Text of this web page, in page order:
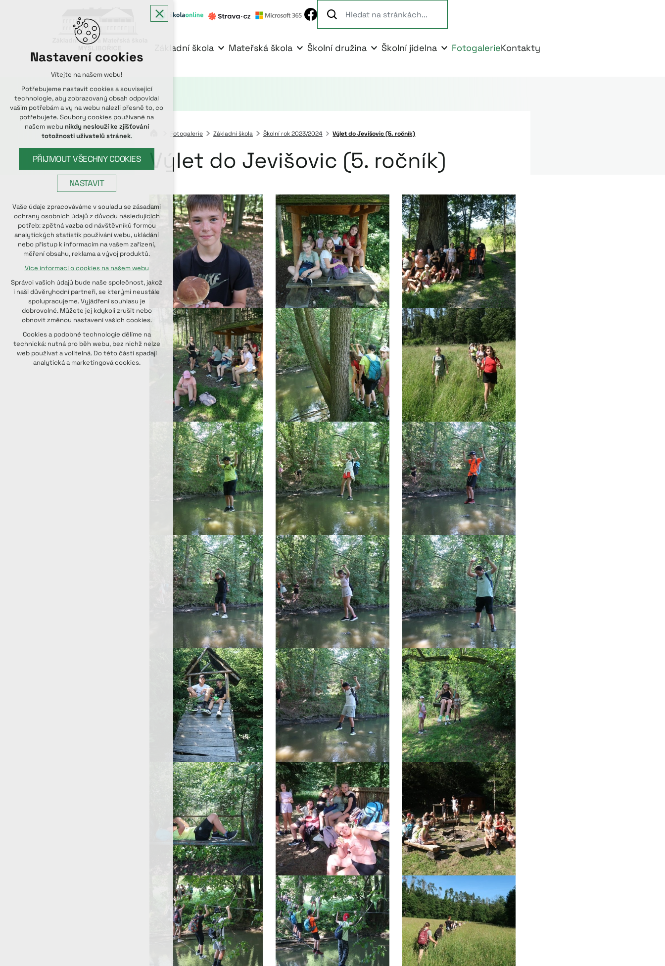
Základní škola Mateřská škola Školní družina Školní jídelna FotogalerieKontakty
Fotogalerie Základní škola Školní rok 2023/2024 Výlet do Jevišovic (5. ročník)
Výlet do Jevišovic (5. ročník)
Nastavení cookies
Vítejte na našem webu!
Potřebujeme nastavit cookies a související
technologie, aby zobrazovaný obsah odpovídal
vašim potřebám a vy na webu nalezli přesně to, co
potřebujete. Soubory cookies používané na
našem webu nikdy neslouží ke zjišťování
totožnosti uživatelů stránek.
PŘIJMOUT VŠECHNY COOKIES
NASTAVIT
Technická cookies
nutná pro provozování webu
udržení kontextu stránek (session):
případná přihlášení, volby jazyka, apod.
Volitelná cookies
analytická pro anonymizované
vyhodnocení návštěvnosti
marketingová cookies (Google, Seznam,
Facebook)
Více informací o cookies na našem webu
PŘIJMOUT VŠECHNY COOKIES
ODMÍTNOUT VOLITELNÁ
Vaše údaje zpracováváme v souladu se zásadami
ochrany osobních údajů z důvodu následujících
potřeb: zpětná vazba od návštěvníků formou
analytických statistik používání webu, ukládání
nebo přístup k informacím na vašem zařízení,
měření obsahu, reklama a vývoj produktů.
Více informací o cookies na našem webu
Správci vašich údajů bude naše společnost, jakož
i naši důvěryhodní partneři, se kterými neustále
spolupracujeme. Vyjádření souhlasu je
dobrovolné. Můžete jej kdykoli zrušit nebo
obnovit změnou nastavení vašich cookies.
Cookies a podobné technologie dělíme na
technická: nutná pro běh webu, bez nichž nelze
web používat a volitelná. Do této části spadají
analytická a marketingová cookies.